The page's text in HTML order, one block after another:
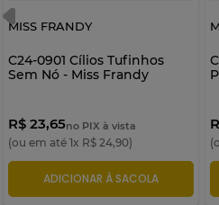
MISS FRANDY
C24-0901 Cílios Tufinhos
Sem Nó - Miss Frandy
R$ 23,65no PIX à vista
(ou em até 1x R$ 24,90)
ADICIONAR À SACOLA